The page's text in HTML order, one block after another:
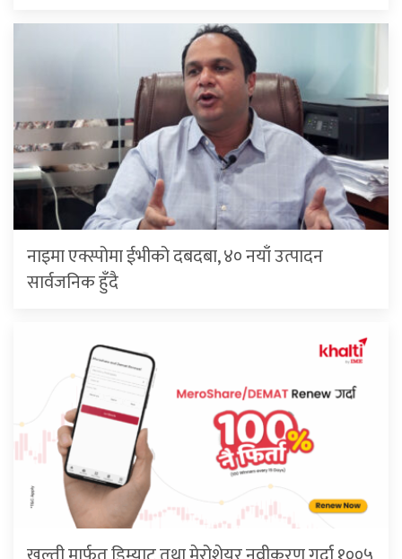
नाइमा एक्स्पोमा ईभीको दबदबा, ४० नयाँ उत्पादन
सार्वजनिक हुँदै